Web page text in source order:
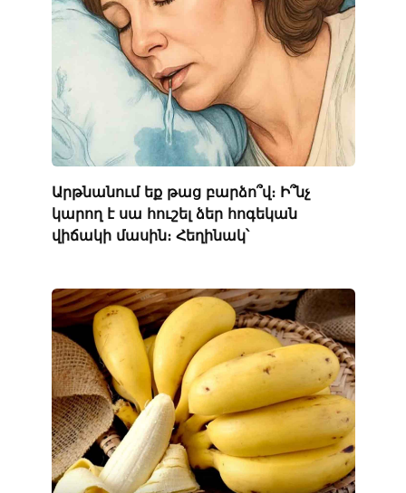
Արթնանում եք թաց բարձո՞վ։ Ի՞նչ
կարող է սա հուշել ձեր հոգեկան
վիճակի մասին։ Հեղինակ՝